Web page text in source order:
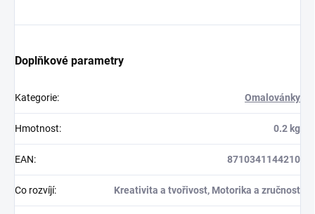
Doplňkové parametry
Kategorie: Omalovánky
Hmotnost: 0.2 kg
EAN: 8710341144210
Co rozvíjí: Kreativita a tvořivost, Motorika a zručnost